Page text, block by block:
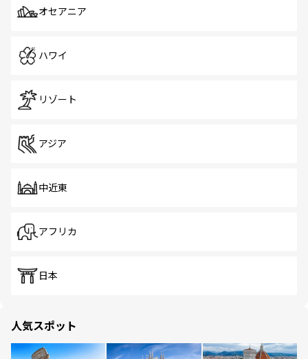
オセアニア
ハワイ
リゾート
アジア
中近東
アフリカ
日本
人気スポット